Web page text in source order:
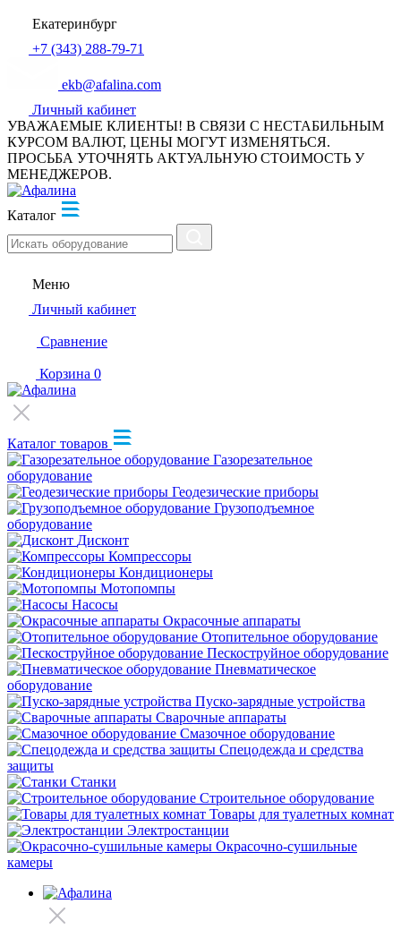
Екатеринбург
+7 (343) 288-79-71
ekb@afalina.com
Личный кабинет
УВАЖАЕМЫЕ КЛИЕНТЫ! В СВЯЗИ С НЕСТАБИЛЬНЫМ
КУРСОМ ВАЛЮТ, ЦЕНЫ МОГУТ ИЗМЕНЯТЬСЯ.
ПРОСЬБА УТОЧНЯТЬ АКТУАЛЬНУЮ СТОИМОСТЬ У
МЕНЕДЖЕРОВ.
Каталог
Меню
Личный кабинет
Сравнение
Корзина 0
Каталог товаров
Газорезательное
оборудование
Геодезические приборы
Грузоподъемное
оборудование
Дисконт
Компрессоры
Кондиционеры
Мотопомпы
Насосы
Окрасочные аппараты
Отопительное оборудование
Пескоструйное оборудование
Пневматическое
оборудование
Пуско-зарядные устройства
Сварочные аппараты
Смазочное оборудование
Спецодежда и средства
защиты
Станки
Строительное оборудование
Товары для туалетных комнат
Электростанции
Окрасочно-сушильные
камеры